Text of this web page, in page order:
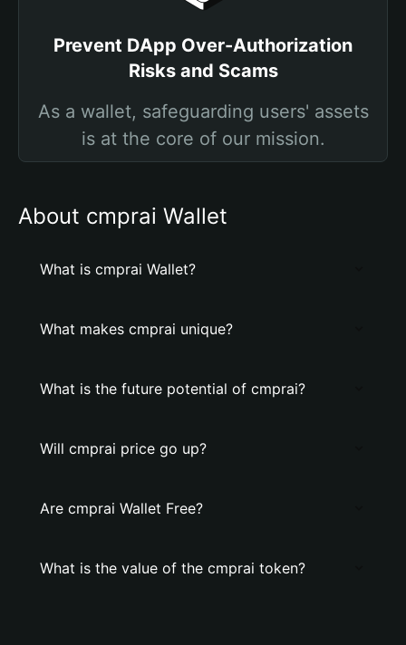
Prevent DApp Over-Authorization
Risks and Scams
As a wallet, safeguarding users' assets
is at the core of our mission.
About cmprai Wallet
What is cmprai Wallet?
What makes cmprai unique?
What is the future potential of cmprai?
Will cmprai price go up?
Are cmprai Wallet Free?
What is the value of the cmprai token?